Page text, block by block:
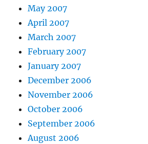
May 2007
April 2007
March 2007
February 2007
January 2007
December 2006
November 2006
October 2006
September 2006
August 2006